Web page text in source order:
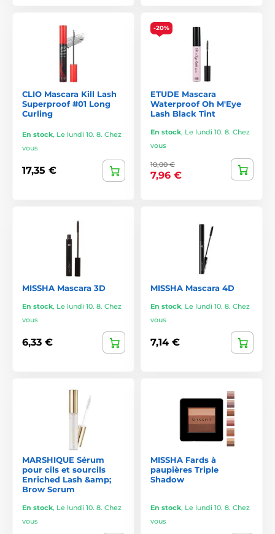
CLIO Mascara Kill Lash
Superproof #01 Long
Curling
En stock, Le lundi 10. 8. Chez
vous
17,35 €
-20%
ETUDE Mascara
Waterproof Oh M'Eye
Lash Black Tint
En stock, Le lundi 10. 8. Chez
vous
10,00 €
7,96 €
MISSHA Mascara 3D
En stock, Le lundi 10. 8. Chez
vous
6,33 €
MISSHA Mascara 4D
En stock, Le lundi 10. 8. Chez
vous
7,14 €
MARSHIQUE Sérum
pour cils et sourcils
Enriched Lash &amp;
Brow Serum
En stock, Le lundi 10. 8. Chez
vous
MISSHA Fards à
paupières Triple
Shadow
En stock, Le lundi 10. 8. Chez
vous